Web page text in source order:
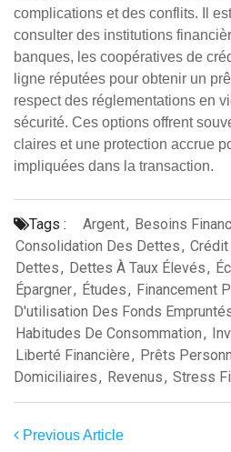
complications et des conflits. Il
consulter des institutions
banques, les coopératives de
ligne réputées pour obtenir un
respect des réglementations en
sécurité. Ces options offrent
claires et une protection accrue
impliquées dans la transaction.
Tags : Argent, Besoins
Consolidation Des Dettes,
Dettes, Dettes À Taux Élevés,
Épargner, Études, Financement
D'utilisation Des Fonds
Habitudes De Consommation,
Liberté Financière, Prêts
Domiciliaires, Revenus, Stress
Previous Article